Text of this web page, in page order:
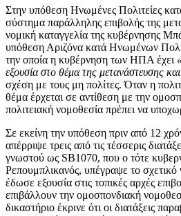
Στην υπόθεση Ηνωμένες Πολιτείες
σύστημα παράλληλης επιβολής της
νομική καταγγελία της κυβέρνησης
υπόθεση Αριζόνα κατά Ηνωμένων
την οποία η κυβέρνηση των ΗΠΑ έχει
εξουσία στο θέμα της μετανάστευσης
σχέση με τους μη πολίτες. Όταν η
θέμα έρχεται σε αντίθεση με την
πολιτειακή νομοθεσία πρέπει να
Σε εκείνη την υπόθεση πριν από 12
απέρριψε τρεις από τις τέσσερις
γνωστού ως SB1070, που ο τότε
Ρεπουμπλικανός, υπέγραψε το
έδωσε εξουσία στις τοπικές αρχές
επιβάλλουν την ομοσπονδιακή
δικαστήριο έκρινε ότι οι διατάξεις